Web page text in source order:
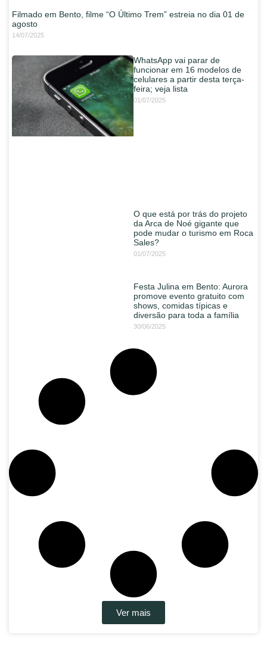
Filmado em Bento, filme “O Último Trem” estreia no dia 01 de
agosto
14/07/2025
WhatsApp vai parar de
funcionar em 16 modelos de
celulares a partir desta terça-
feira; veja lista
01/07/2025
O que está por trás do projeto
da Arca de Noé gigante que
pode mudar o turismo em Roca
Sales?
01/07/2025
Festa Julina em Bento: Aurora
promove evento gratuito com
shows, comidas típicas e
diversão para toda a família
30/06/2025
Ver mais